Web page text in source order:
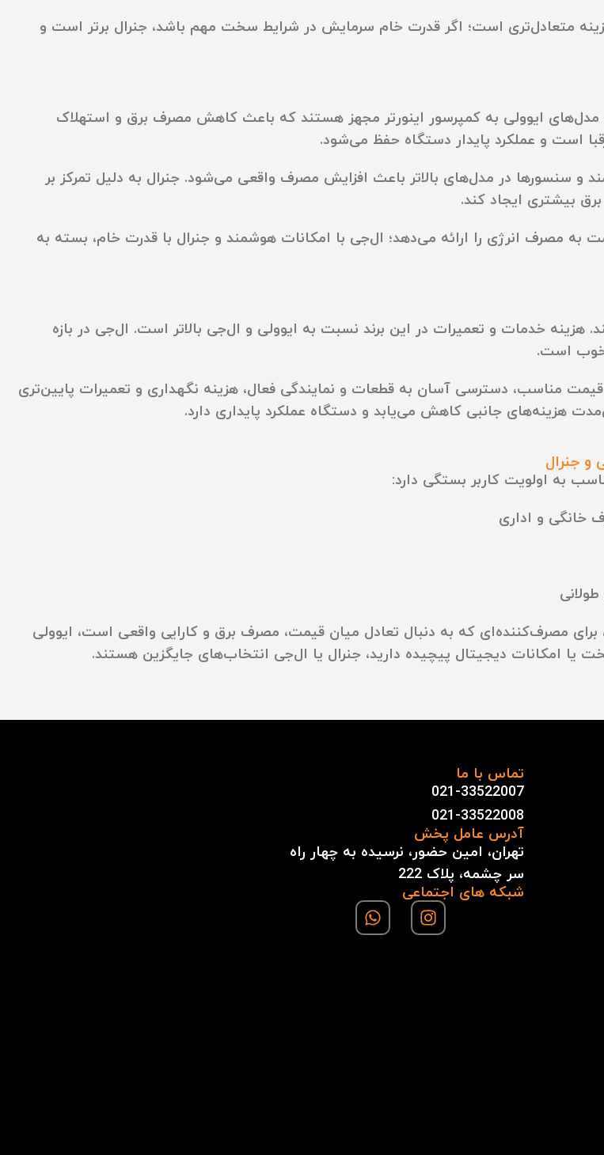
متعادل‌تری است؛ اگر قدرت خام سرمایش در شرایط سخت مهم باشد، جنرال برتر است و
بلندمدت دارد. مدل‌های ایوولی به کمپرسور اینورتر مجهز هستند که باعث کاهش مصرف برق و استهلاک
است و عملکرد پایدار دستگاه حفظ می‌شود.
و سنسورها در مدل‌های بالاتر باعث افزایش مصرف واقعی می‌شود. جنرال به دلیل تمرکز بر
بیشتری ایجاد کند.
مصرف انرژی را ارائه می‌دهد؛ ال‌جی با امکانات هوشمند و جنرال با قدرت خام، بسته به
هزینه خدمات و تعمیرات در این برند نسبت به ایوولی و ال‌جی بالاتر است. ال‌جی در بازه
خوب است.
ال‌جی و جنرال، ایوولی با قیمت مناسب، دسترسی آسان به قطعات و نمایندگی فعال، هزینه نگهداری و تعمیرات پایین‌تری
هزینه‌های جانبی کاهش می‌یابد و دستگاه عملکرد پایداری دارد.
خانگی و اداری
به دنبال تعادل میان قیمت، مصرف برق و کارایی واقعی است، ایوولی
یا امکانات دیجیتال پیچیده دارید، جنرال یا ال‌جی انتخاب‌های جایگزین هستند.
تماس با ما
021-33522007
021-33522008
آدرس عامل پخش
تهران، امین حضور، نرسیده به چهار راه
سر چشمه، پلاک 222
شبکه های اجتماعی